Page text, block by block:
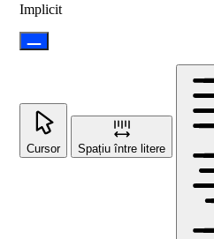
Implicit
Cursor Spațiu între litere